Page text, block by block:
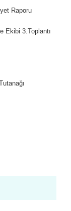
Raporu
Ekibi 3.Toplantı